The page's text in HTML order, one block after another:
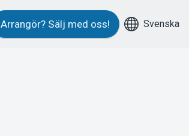
Arrangör? Sälj med oss! Svenska